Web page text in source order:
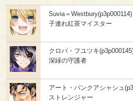
Suvia＝Westbury(p3p000114)
子連れ紅茶マイスター
クロバ・フユツキ
深緑の守護者
アート・パンクアシャシュ
ストレンジャー